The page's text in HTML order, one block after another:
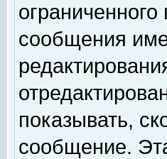
сообщения
показывать,
сообщение.